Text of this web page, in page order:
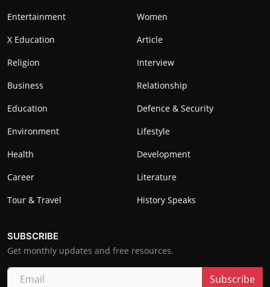
Entertainment
Women
X Education
Article
Religion
Interview
Business
Relationship
Education
Defence & Security
Environment
Lifestyle
Health
Development
Career
Literature
Tour & Travel
History Speaks
SUBSCRIBE
Get monthly updates and free resources.
Subscribe